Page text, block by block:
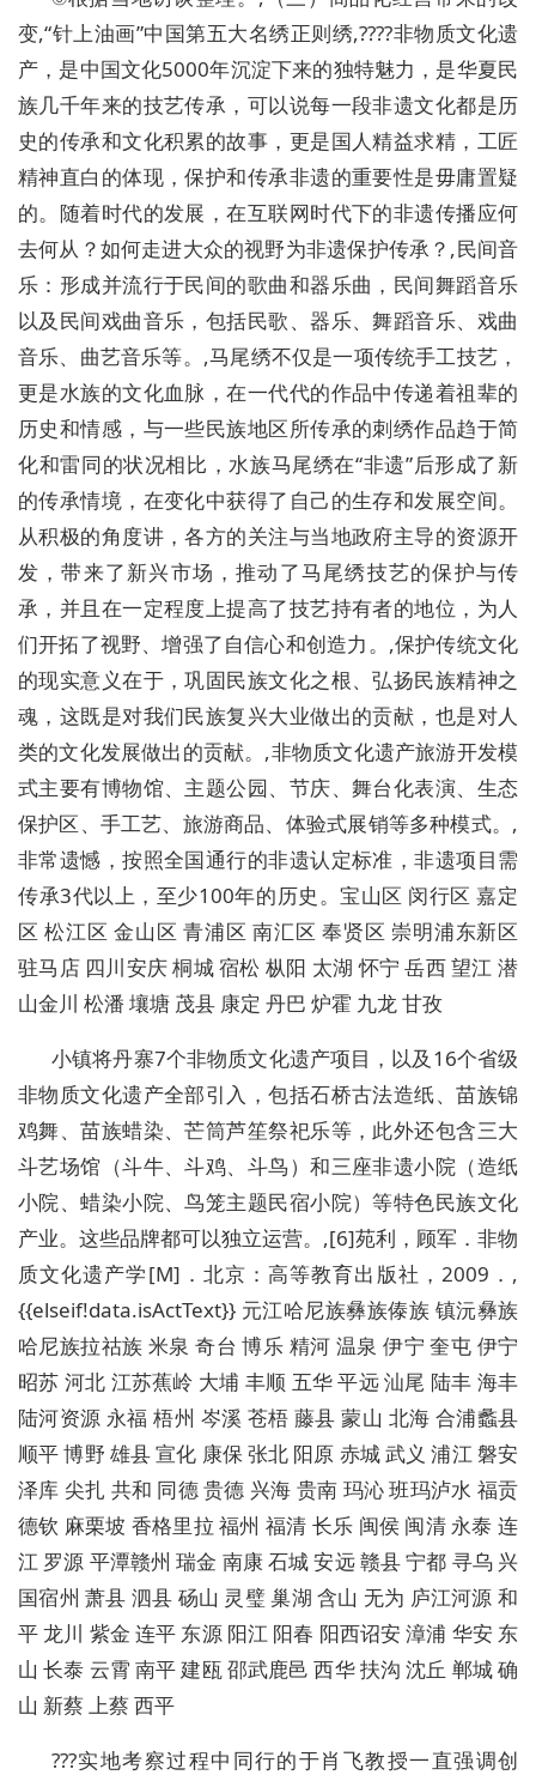
变,“针上油画”中国第五大名绣正则绣,????非物质文化遗
产，是中国文化5000年沉淀下来的独特魅力，是华夏民
族几千年来的技艺传承，可以说每一段非遗文化都是历
史的传承和文化积累的故事，更是国人精益求精，工匠
精神直白的体现，保护和传承非遗的重要性是毋庸置疑
的。随着时代的发展，在互联网时代下的非遗传播应何
去何从？如何走进大众的视野为非遗保护传承？,民间音
乐：形成并流行于民间的歌曲和器乐曲，民间舞蹈音乐
以及民间戏曲音乐，包括民歌、器乐、舞蹈音乐、戏曲
音乐、曲艺音乐等。,马尾绣不仅是一项传统手工技艺，
更是水族的文化血脉，在一代代的作品中传递着祖辈的
历史和情感，与一些民族地区所传承的刺绣作品趋于简
化和雷同的状况相比，水族马尾绣在“非遗”后形成了新
的传承情境，在变化中获得了自己的生存和发展空间。
从积极的角度讲，各方的关注与当地政府主导的资源开
发，带来了新兴市场，推动了马尾绣技艺的保护与传
承，并且在一定程度上提高了技艺持有者的地位，为人
们开拓了视野、增强了自信心和创造力。,保护传统文化
的现实意义在于，巩固民族文化之根、弘扬民族精神之
魂，这既是对我们民族复兴大业做出的贡献，也是对人
类的文化发展做出的贡献。,非物质文化遗产旅游开发模
式主要有博物馆、主题公园、节庆、舞台化表演、生态
保护区、手工艺、旅游商品、体验式展销等多种模式。,
非常遗憾，按照全国通行的非遗认定标准，非遗项目需
传承3代以上，至少100年的历史。宝山区 闵行区 嘉定
区 松江区 金山区 青浦区 南汇区 奉贤区 崇明浦东新区
驻马店 四川安庆 桐城 宿松 枞阳 太湖 怀宁 岳西 望江 潜
山金川 松潘 壤塘 茂县 康定 丹巴 炉霍 九龙 甘孜
小镇将丹寨7个非物质文化遗产项目，以及16个省级
非物质文化遗产全部引入，包括石桥古法造纸、苗族锦
鸡舞、苗族蜡染、芒筒芦笙祭祀乐等，此外还包含三大
斗艺场馆（斗牛、斗鸡、斗鸟）和三座非遗小院（造纸
小院、蜡染小院、鸟笼主题民宿小院）等特色民族文化
产业。这些品牌都可以独立运营。,[6]苑利，顾军．非物
质文化遗产学[M]．北京：高等教育出版社，2009．,
{{elseif!data.isActText}} 元江哈尼族彝族傣族 镇沅彝族
哈尼族拉祜族 米泉 奇台 博乐 精河 温泉 伊宁 奎屯 伊宁
昭苏 河北 江苏蕉岭 大埔 丰顺 五华 平远 汕尾 陆丰 海丰
陆河资源 永福 梧州 岑溪 苍梧 藤县 蒙山 北海 合浦蠡县
顺平 博野 雄县 宣化 康保 张北 阳原 赤城 武义 浦江 磐安
泽库 尖扎 共和 同德 贵德 兴海 贵南 玛沁 班玛泸水 福贡
德钦 麻栗坡 香格里拉福州 福清 长乐 闽侯 闽清 永泰 连
江 罗源 平潭赣州 瑞金 南康 石城 安远 赣县 宁都 寻乌 兴
国宿州 萧县 泗县 砀山 灵璧 巢湖 含山 无为 庐江河源 和
平 龙川 紫金 连平 东源 阳江 阳春 阳西诏安 漳浦 华安 东
山 长泰 云霄 南平 建瓯 邵武鹿邑 西华 扶沟 沈丘 郸城 确
山 新蔡 上蔡 西平
???实地考察过程中同行的于肖飞教授一直强调创